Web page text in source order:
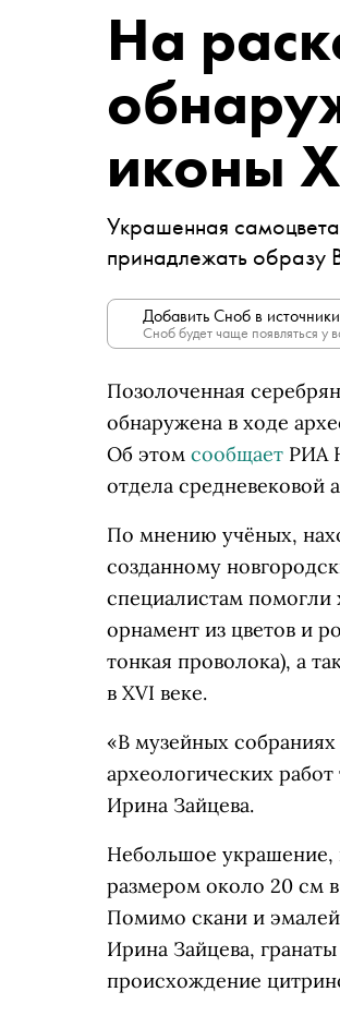
На
иконы
Украшенная
принадлежать образу
Добавить Сноб в
Сноб будет чаще появляться у
Позолоченная
обнаружена в ходе
Об этом сообщает РИА
отдела средневековой
По мнению учёных,
созданному
специалистам помогли
орнамент из цветов и
тонкая проволока), а
в XVI веке.
«В музейных
археологических
Ирина Зайцева.
Небольшое украшение,
размером около 20 см
Помимо скани и
Ирина Зайцева,
происхождение